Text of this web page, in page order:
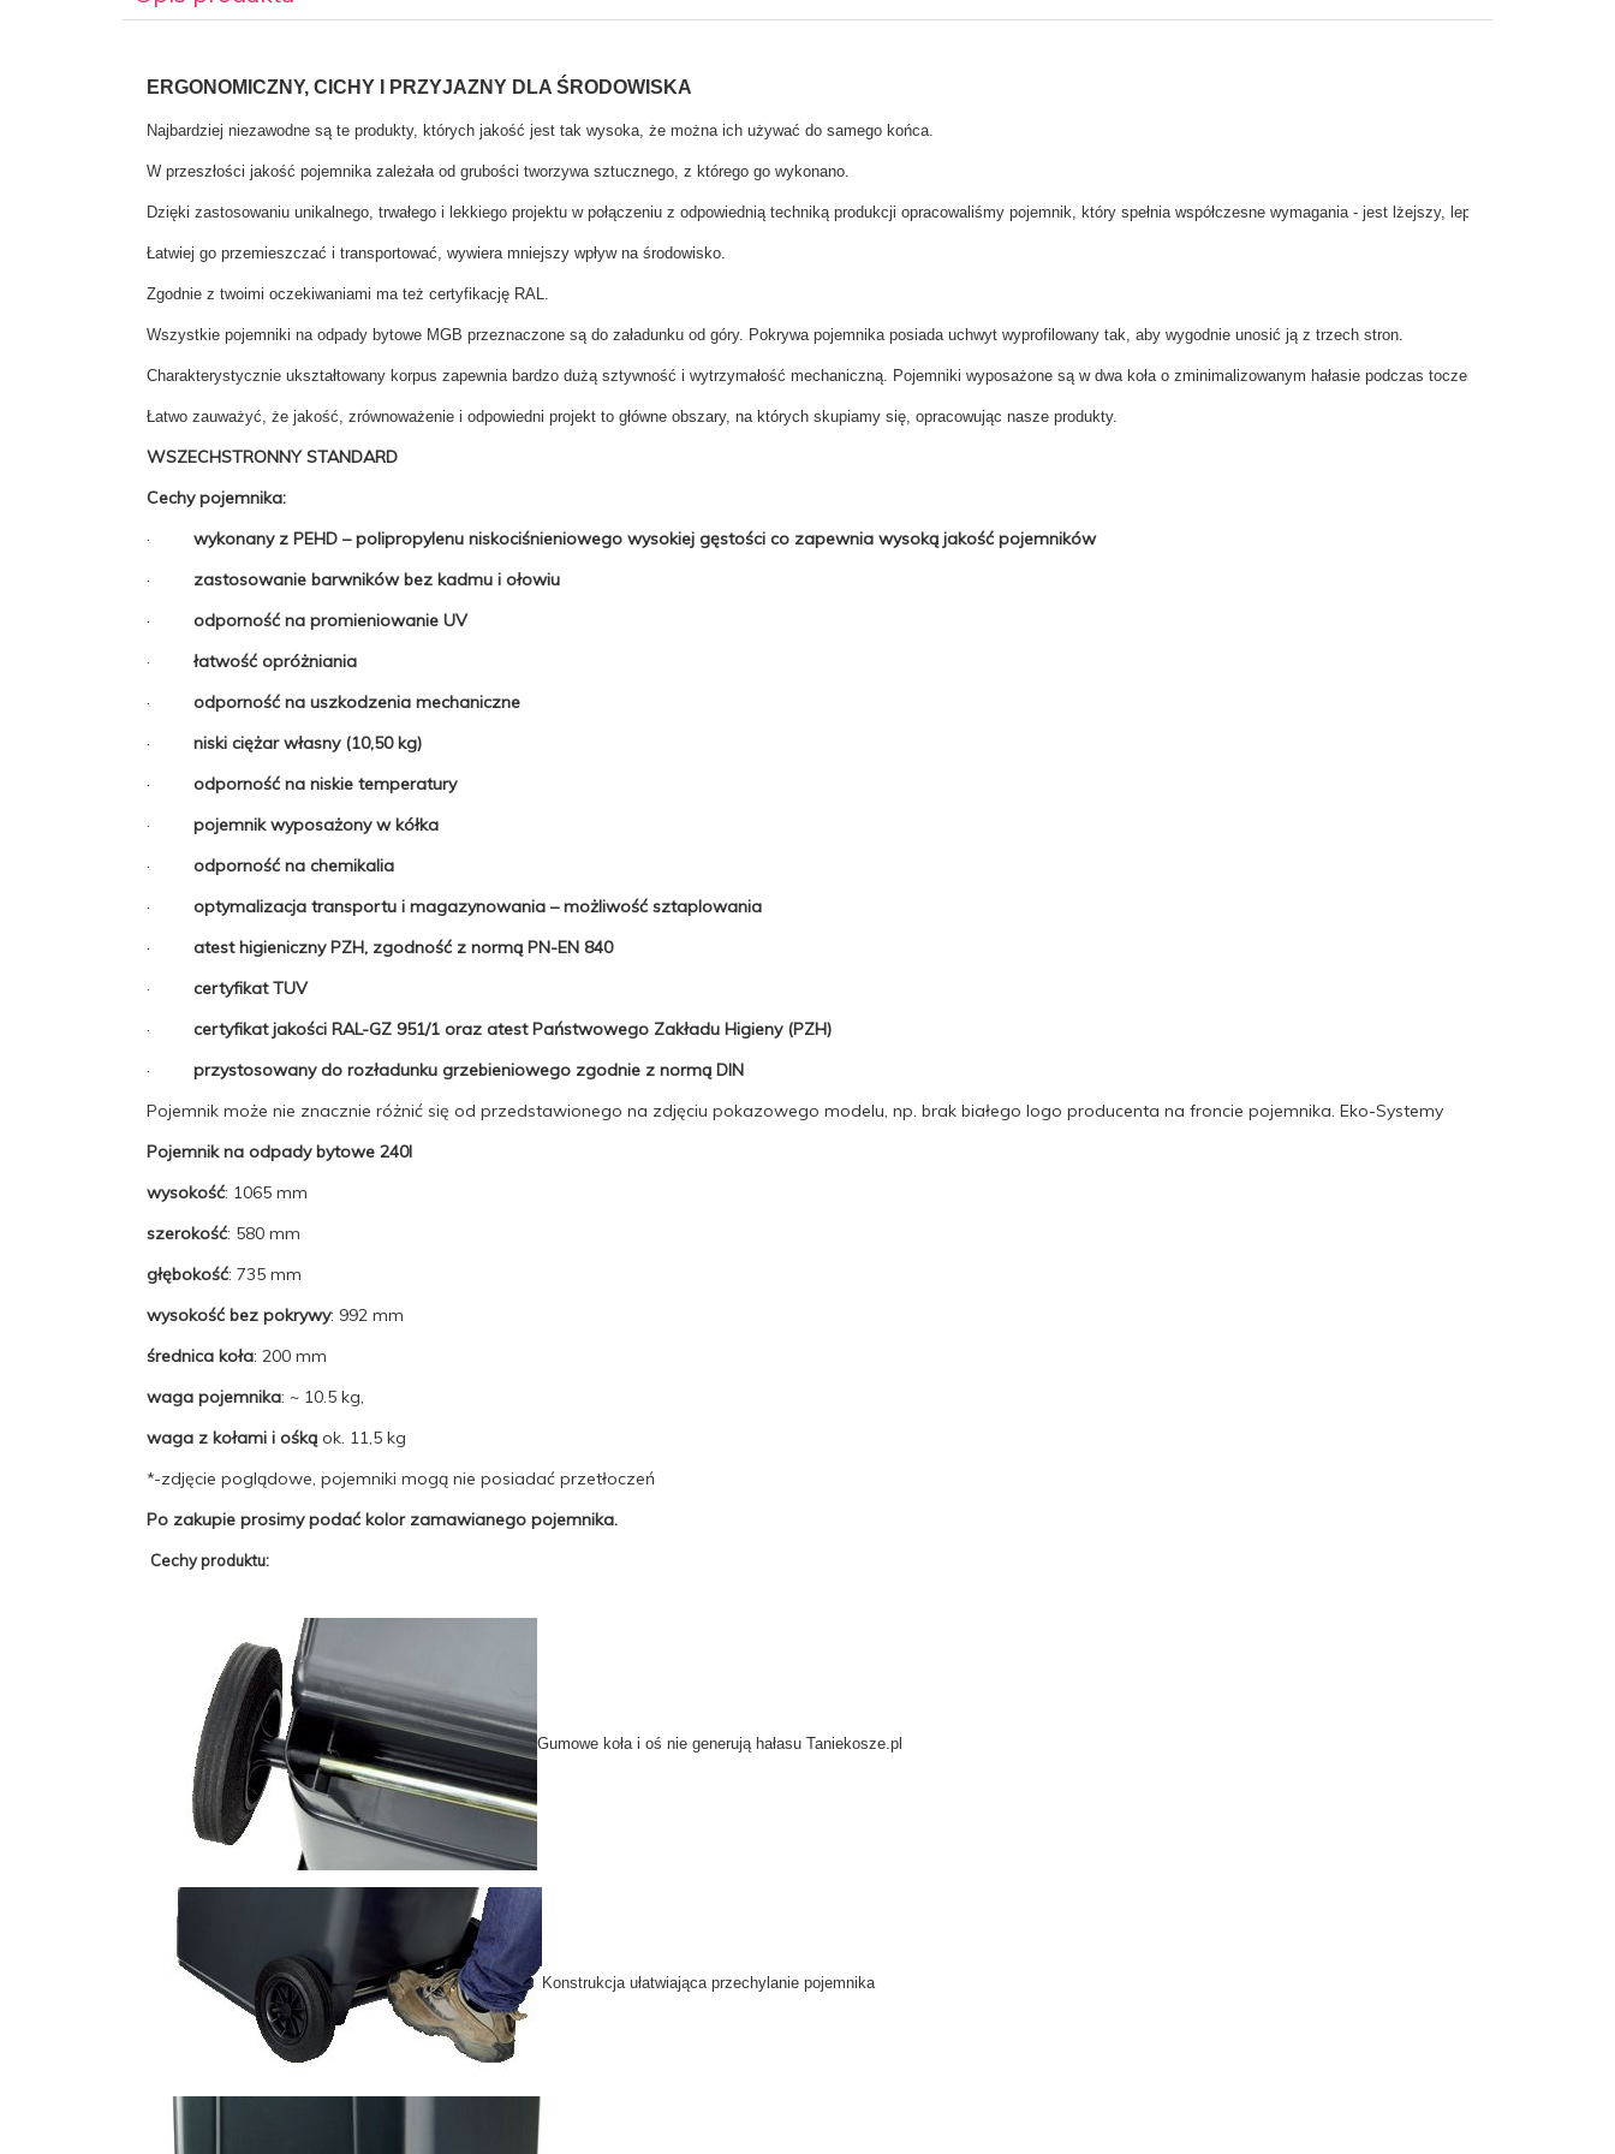
ERGONOMICZNY, CICHY I PRZYJAZNY DLA ŚRODOWISKA
Najbardziej niezawodne są te produkty, których jakość jest tak wysoka, że można ich używać do samego końca.
W przeszłości jakość pojemnika zależała od grubości tworzywa sztucznego, z którego go wykonano.
Dzięki zastosowaniu unikalnego, trwałego i lekkiego projektu w połączeniu z odpowiednią techniką produkcji opracowaliśmy pojemnik, który spełnia współczesne wymagania - jest lżejszy, lepszy i trwalszy.
Łatwiej go przemieszczać i transportować, wywiera mniejszy wpływ na środowisko.
Zgodnie z twoimi oczekiwaniami ma też certyfikację RAL.
Wszystkie pojemniki na odpady bytowe MGB przeznaczone są do załadunku od góry. Pokrywa pojemnika posiada uchwyt wyprofilowany tak, aby wygodnie unosić ją z trzech stron.
Charakterystycznie ukształtowany korpus zapewnia bardzo dużą sztywność i wytrzymałość mechaniczną. Pojemniki wyposażone są w dwa koła o zminimalizowanym hałasie podczas toczenia. Taniekosze.pl
Łatwo zauważyć, że jakość, zrównoważenie i odpowiedni projekt to główne obszary, na których skupiamy się, opracowując nasze produkty.
WSZECHSTRONNY STANDARD
Cechy pojemnika:
· wykonany z PEHD – polipropylenu niskociśnieniowego wysokiej gęstości co zapewnia wysoką jakość pojemników
· zastosowanie barwników bez kadmu i ołowiu
· odporność na promieniowanie UV
· łatwość opróżniania
· odporność na uszkodzenia mechaniczne
· niski ciężar własny (10,50 kg)
· odporność na niskie temperatury
· pojemnik wyposażony w kółka
· odporność na chemikalia
· optymalizacja transportu i magazynowania – możliwość sztaplowania
· atest higieniczny PZH, zgodność z normą PN-EN 840
· certyfikat TUV
· certyfikat jakości RAL-GZ 951/1 oraz atest Państwowego Zakładu Higieny (PZH)
· przystosowany do rozładunku grzebieniowego zgodnie z normą DIN
Pojemnik może nie znacznie różnić się od przedstawionego na zdjęciu pokazowego modelu, np. brak białego logo producenta na froncie pojemnika. Eko-Systemy
Pojemnik na odpady bytowe 240l
wysokość: 1065 mm
szerokość: 580 mm
głębokość: 735 mm
wysokość bez pokrywy: 992 mm
średnica koła: 200 mm
waga pojemnika: ~ 10.5 kg,
waga z kołami i ośką ok. 11,5 kg
*-zdjęcie poglądowe, pojemniki mogą nie posiadać przetłoczeń
Po zakupie prosimy podać kolor zamawianego pojemnika.
Cechy produktu:
Gumowe koła i oś nie generują hałasu Taniekosze.pl
Konstrukcja ułatwiająca przechylanie pojemnika